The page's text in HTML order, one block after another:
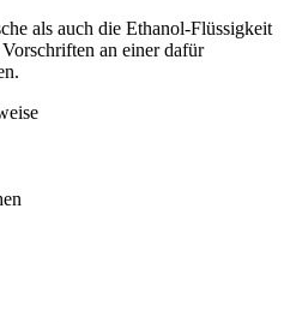
als auch die Ethanol-Flüssigkeit
an einer dafür